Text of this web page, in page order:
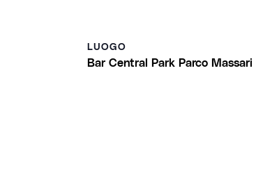
LUOGO
Bar Central Park Parco Massari